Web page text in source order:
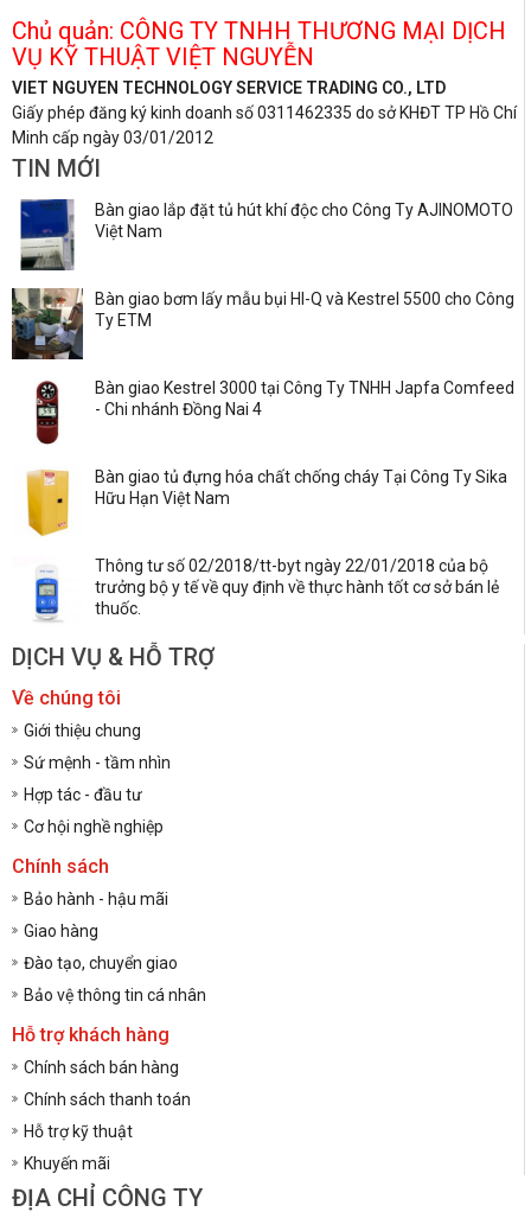
Chủ quản: CÔNG TY TNHH THƯƠNG MẠI DỊCH
VỤ KỸ THUẬT VIỆT NGUYỄN
VIET NGUYEN TECHNOLOGY SERVICE TRADING CO., LTD
Giấy phép đăng ký kinh doanh số 0311462335 do sở KHĐT TP Hồ Chí
Minh cấp ngày 03/01/2012
TIN MỚI
Bàn giao lắp đặt tủ hút khí độc cho Công Ty AJINOMOTO
Việt Nam
Bàn giao bơm lấy mẫu bụi HI-Q và Kestrel 5500 cho Công
Ty ETM
Bàn giao Kestrel 3000 tại Công Ty TNHH Japfa Comfeed
- Chi nhánh Đồng Nai 4
Bàn giao tủ đựng hóa chất chống cháy Tại Công Ty Sika
Hữu Hạn Việt Nam
Thông tư số 02/2018/tt-byt ngày 22/01/2018 của bộ
trưởng bộ y tế về quy định về thực hành tốt cơ sở bán lẻ
thuốc.
DỊCH VỤ & HỖ TRỢ
Về chúng tôi
Giới thiệu chung
Sứ mệnh - tầm nhìn
Hợp tác - đầu tư
Cơ hội nghề nghiệp
Chính sách
Bảo hành - hậu mãi
Giao hàng
Đào tạo, chuyển giao
Bảo vệ thông tin cá nhân
Hỗ trợ khách hàng
Chính sách bán hàng
Chính sách thanh toán
Hỗ trợ kỹ thuật
Khuyến mãi
ĐỊA CHỈ CÔNG TY